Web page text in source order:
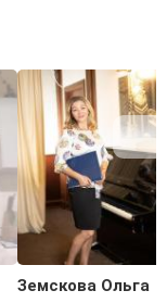
Земскова Ольга